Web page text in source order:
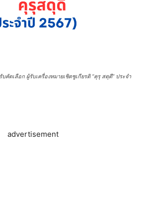
ดเลือก ผู้รับเครื่องหมายเชิดชูเกียรติ “คุรุ สดุดี” ประจำ
advertisement